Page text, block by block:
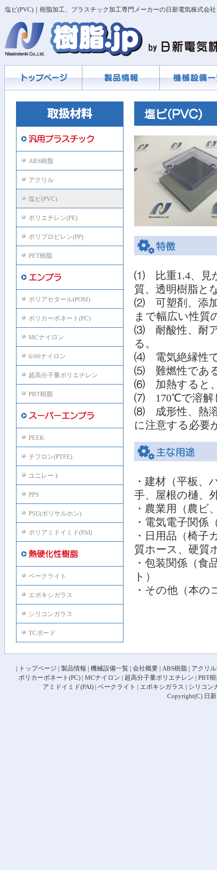
塩ビ(PVC)｜樹脂加工、プラスチック加工専門メーカーの日新電気株式会社
ABS樹脂
アクリル
塩ビ(PVC)
ポリエチレン(PE)
ポリプロピレン(PP)
PET樹脂
ポリアセタール(POM)
ポリカーボネート(PC)
MCナイロン
6/66ナイロン
超高分子量ポリエチレン
PBT樹脂
PEEK
テフロン(PTFE)
ユニレート
PPS
PSU(ポリサルホン)
ポリアミドイミド(PAI)
ベークライト
エポキシガラス
シリコンガラス
TCボード
⑴ 比重1.4、見
質、透明樹脂と
⑵ 可塑剤、添加
まで幅広い性質
⑶ 耐酸性、耐ア
る。
⑷ 電気絶縁性で
⑸ 難燃性であ
⑹ 加熱すると、
⑺ 170℃で溶解
⑻ 成形性、熱溶
に注意する必要
・建材（平板、
手、屋根の樋、
・農業用（農ビ
・電気電子関係
・日用品（椅子
質ホース、硬質
・包装関係（食
ト）
・その他（本の
| トップページ | 製品情報 | 機械設備一覧 | 会社概要 | ABS樹脂 | アクリル
ポリカーボネート(PC) | MCナイロン | 超高分子量ポリエチレン | PBT
アミドイミド(PAI) | ベークライト | エポキシガラス | シリコン
Copyright(C) 日